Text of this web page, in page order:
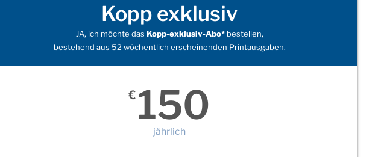
Kopp exklusiv
JA, ich möchte das Kopp-exklusiv-Abo*bestellen,
bestehend aus 52 wöchentlich erscheinenden Printausgaben.
€ 150
jährlich